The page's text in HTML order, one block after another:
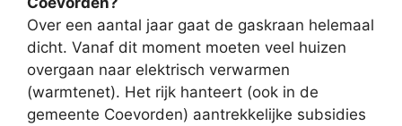
Over een aantal jaar gaat de gaskraan helemaal
dicht. Vanaf dit moment moeten veel huizen
overgaan naar elektrisch verwarmen
(warmtenet). Het rijk hanteert (ook in de
gemeente Coevorden) aantrekkelijke subsidies